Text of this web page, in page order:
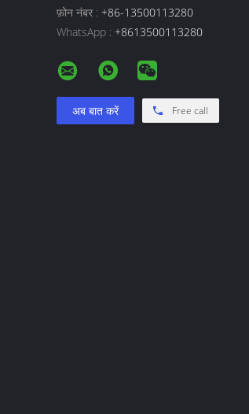
फ़ोन नंबर : +86-13500113280
WhatsApp : +8613500113280
अब बात करें Free call